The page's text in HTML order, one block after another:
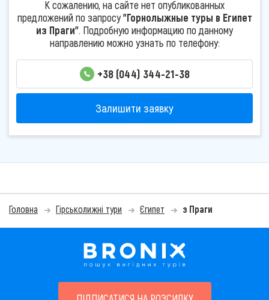
К сожалению, на сайте нет опубликованных
предложений по запросу"Горнолыжные туры в Египет
из Праги". Подробную информацию по данному
направлению можно узнать по телефону:
+38 (044) 344-21-38
Залишити заявку
Головна Гірськолижні тури Єгипет з Праги